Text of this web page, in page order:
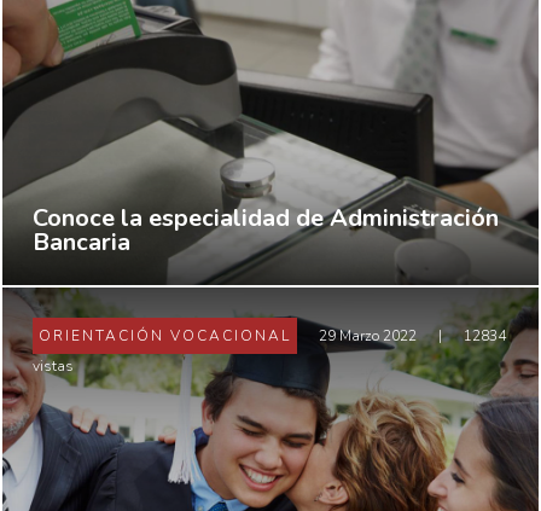
Conoce la especialidad de Administración
Bancaria
ORIENTACIÓN VOCACIONAL 29 Marzo 2022 |
12834
vistas